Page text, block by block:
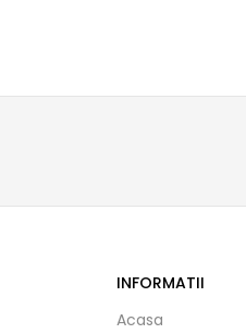
INFORMATII
Acasa